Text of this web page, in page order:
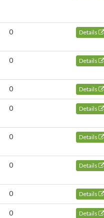
0 Details
0 Details
0 Details
0 Details
0 Details
0 Details
0 Details
0 Details